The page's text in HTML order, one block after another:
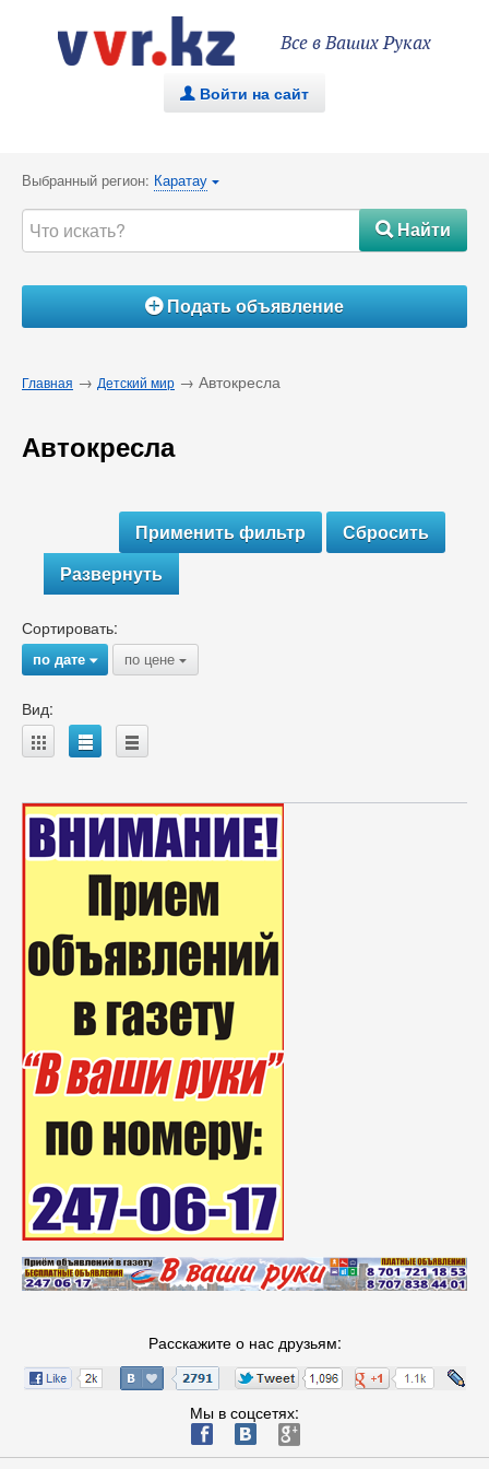
Все в Ваших Руках
. Войти на сайт
Выбранный регион: Каратау {
#Найти
ÁПодать объявление
Главная → Детский мир → Автокресла
Автокресла
Развернуть
Сортировать:
по дате{ по цене {
Вид:
A B C
Расскажите о нас друзьям:
Мы в соцсетях:
ä æ è